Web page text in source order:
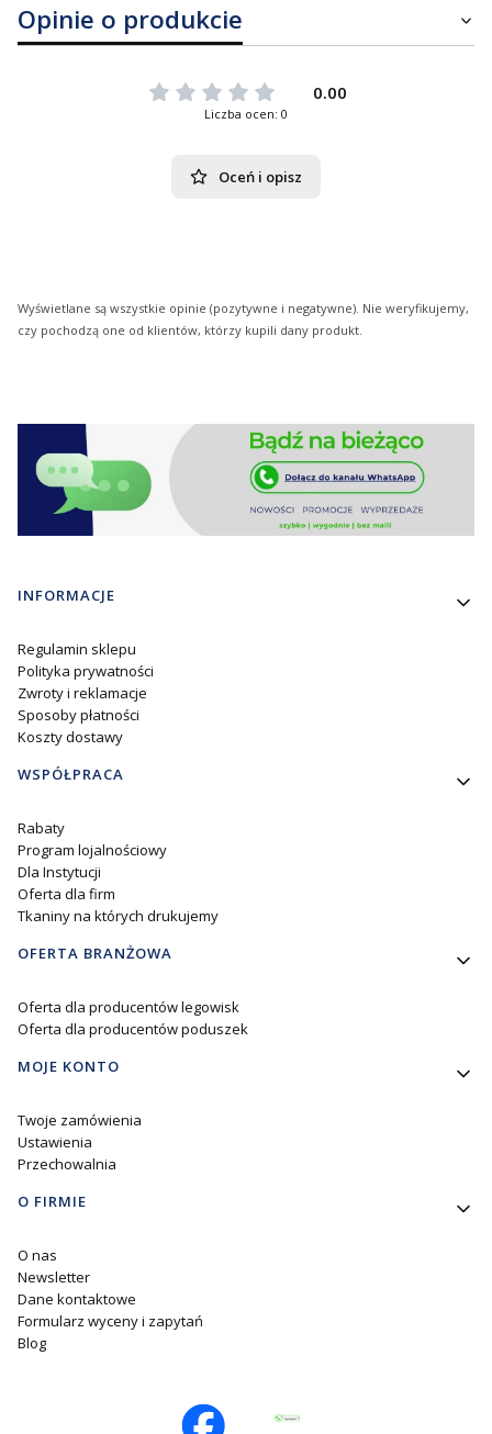
Opinie o produkcie
0.00
Liczba ocen: 0
Oceń i opisz
Wyświetlane są wszystkie opinie (pozytywne i negatywne). Nie weryfikujemy,
czy pochodzą one od klientów, którzy kupili dany produkt.
Linki w stopce
INFORMACJE
Regulamin sklepu
Polityka prywatności
Zwroty i reklamacje
Sposoby płatności
Koszty dostawy
WSPÓŁPRACA
Rabaty
Program lojalnościowy
Dla Instytucji
Oferta dla firm
Tkaniny na których drukujemy
OFERTA BRANŻOWA
Oferta dla producentów legowisk
Oferta dla producentów poduszek
MOJE KONTO
Twoje zamówienia
Ustawienia
Przechowalnia
O FIRMIE
O nas
Newsletter
Dane kontaktowe
Formularz wyceny i zapytań
Blog